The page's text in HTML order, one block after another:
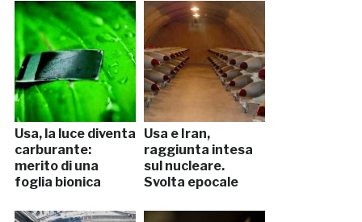
Usa, la luce diventa
carburante:
merito di una
foglia bionica
Usa e Iran,
raggiunta intesa
sul nucleare.
Svolta epocale